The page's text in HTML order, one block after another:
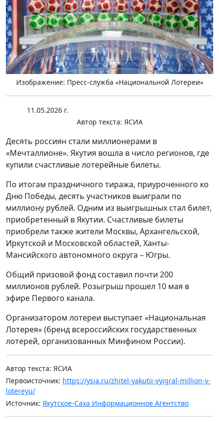
Изображение: Пресс-служба «Национальной Лотереи»
11.05.2026 г.
Автор текста: ЯСИА
Десять россиян стали миллионерами в
«Мечталлионе». Якутия вошла в число регионов, где
купили счастливые лотерейные билеты.
По итогам праздничного тиража, приуроченного ко
Дню Победы, десять участников выиграли по
миллиону рублей. Одним из выигрышных стал билет,
приобретенный в Якутии. Счастливые билеты
приобрели также жители Москвы, Архангельской,
Иркутской и Московской областей, Ханты-
Мансийского автономного округа – Югры.
Общий призовой фонд составил почти 200
миллионов рублей. Розыгрыш прошел 10 мая в
эфире Первого канала.
Организатором лотереи выступает «Национальная
Лотерея» (бренд всероссийских государственных
лотерей, организованных Минфином России).
Автор текста: ЯСИА
Первоисточник: https://ysia.ru/zhitel-yakutii-vyigral-million-v-
lotereyu/
Источник: Якутское-Саха Информационное Агентство